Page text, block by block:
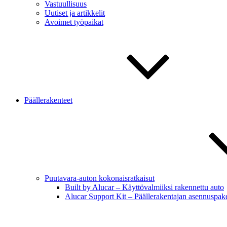
Vastuullisuus
Uutiset ja artikkelit
Avoimet työpaikat
Päällerakenteet
Puutavara-auton kokonaisratkaisut
Built by Alucar – Käyttövalmiiksi rakennettu auto
Alucar Support Kit – Päällerakentajan